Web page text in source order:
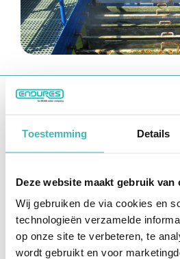
Toestemming Details
Deze website maakt gebruik van
Wij gebruiken de via cookies en
technologieën verzamelde
op onze site te verbeteren, te
wordt gebruikt en voor
Weerstandstests
wrijvingsweerstand van
blootstellingstests op vlotten
relevante informatie over de
lossingseigenschappen van